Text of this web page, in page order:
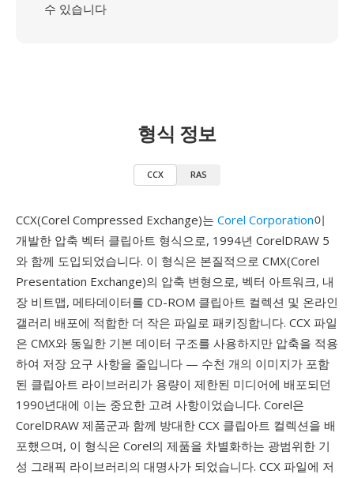
수 있습니다
형식 정보
CCX RAS
CCX(Corel Compressed Exchange)는 Corel Corporation이
개발한 압축 벡터 클립아트 형식으로, 1994년 CorelDRAW 5
와 함께 도입되었습니다. 이 형식은 본질적으로 CMX(Corel
Presentation Exchange)의 압축 변형으로, 벡터 아트워크, 내
장 비트맵, 메타데이터를 CD-ROM 클립아트 컬렉션 및 온라인
갤러리 배포에 적합한 더 작은 파일로 패키징합니다. CCX 파일
은 CMX와 동일한 기본 데이터 구조를 사용하지만 압축을 적용
하여 저장 요구 사항을 줄입니다 — 수천 개의 이미지가 포함
된 클립아트 라이브러리가 용량이 제한된 미디어에 배포되던
1990년대에 이는 중요한 고려 사항이었습니다. Corel은
CorelDRAW 제품군과 함께 방대한 CCX 클립아트 컬렉션을 배
포했으며, 이 형식은 Corel의 제품을 차별화하는 광범위한 기
성 그래픽 라이브러리의 대명사가 되었습니다. CCX 파일에 저